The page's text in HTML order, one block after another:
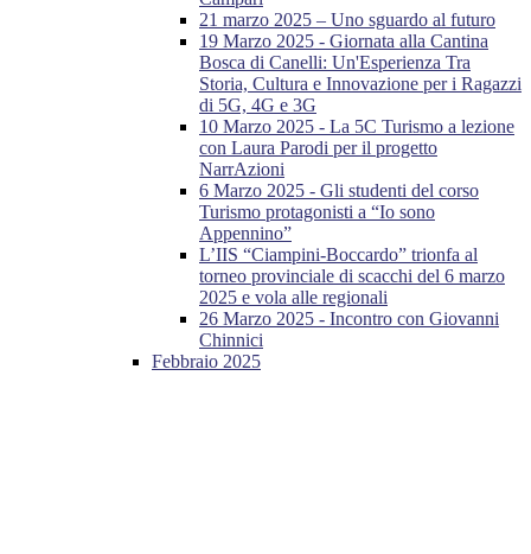
21 marzo 2025 – Uno sguardo al futuro
19 Marzo 2025 - Giornata alla Cantina
Bosca di Canelli: Un'Esperienza Tra
Storia, Cultura e Innovazione per i Ragazzi
di 5G, 4G e 3G
10 Marzo 2025 - La 5C Turismo a lezione
con Laura Parodi per il progetto
NarrAzioni
6 Marzo 2025 - Gli studenti del corso
Turismo protagonisti a “Io sono
Appennino”
L’IIS “Ciampini-Boccardo” trionfa al
torneo provinciale di scacchi del 6 marzo
2025 e vola alle regionali
26 Marzo 2025 - Incontro con Giovanni
Chinnici
Febbraio 2025